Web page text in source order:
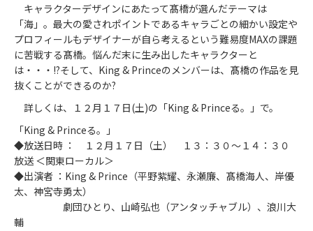
キャラクターデザインにあたって髙橋が選んだテーマは
「海」。最大の愛されポイントであるキャラごとの細かい設定や
プロフィールもデザイナーが自ら考えるという難易度MAXの課題
に苦戦する髙橋。悩んだ末に生み出したキャラクターと
は・・・!?そして、King & Princeのメンバーは、髙橋の作品を見
抜くことができるのか?
詳しくは、１２月１７日(土)の「King & Princeる。」で。
「King & Princeる。」
◆放送日時 ： １２月１７日（土） １３：３０～１４：３０
放送 ＜関東ローカル＞
◆出演者 ：King & Prince（平野紫耀、永瀬廉、髙橋海人、岸優
太、神宮寺勇太）
劇団ひとり、山崎弘也（アンタッチャブル）、浪川大
輔